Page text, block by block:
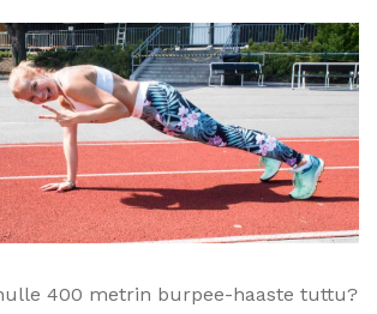
400 metrin burpee-haaste tuttu?